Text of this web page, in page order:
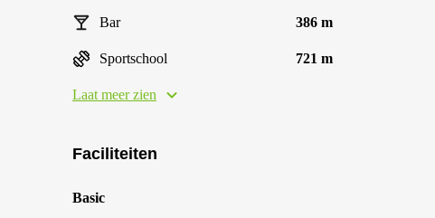
Bar 386 m
Sportschool 721 m
Laat meer zien
Faciliteiten
Basic